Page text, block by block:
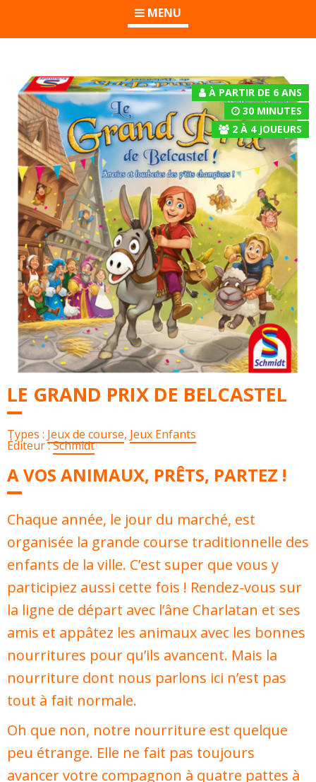
MENU
À PARTIR DE 6 ANS
30 MINUTES
2 À 4JOUEURS
LE GRAND PRIX DE BELCASTEL
Types : Jeux de course, Jeux Enfants
Éditeur :Schmidt
A VOS ANIMAUX, PRÊTS, PARTEZ !
Chaque année, le jour du marché, est
organisée la grande course traditionnelle des
enfants de la ville. C’est super que vous y
participiez aussi cette fois ! Rendez-vous sur
la ligne de départ avec l’âne Charlatan et ses
amis et appâtez les animaux avec les bonnes
nourritures pour qu’ils avancent. Mais la
nourriture dont nous parlons ici n’est pas
tout à fait normale.
Oh que non, notre nourriture est quelque
peu étrange. Elle ne fait pas toujours
avancer votre compagnon à quatre pattes à